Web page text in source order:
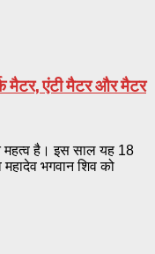
मैटर, एंटी मैटर और मैटर
महत्व है। इस साल यह 18
महादेव भगवान शिव को